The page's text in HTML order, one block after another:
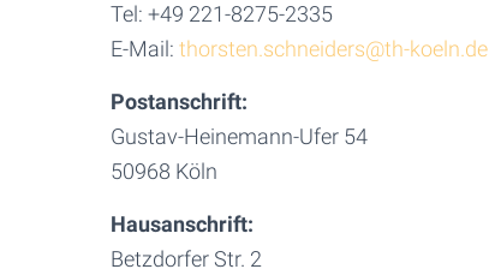
Tel: +49 221-8275-2335
E-Mail: thorsten.schneiders@th-koeln.de
Postanschrift:
Gustav-Heinemann-Ufer 54
50968 Köln
Hausanschrift:
Betzdorfer Str. 2